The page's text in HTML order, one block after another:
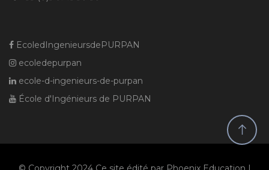
EcoledIngenieursdePURPAN
ecoledepurpan
ecole-d-ingenieurs-de-purpan
École d'Ingénieurs de PURPAN